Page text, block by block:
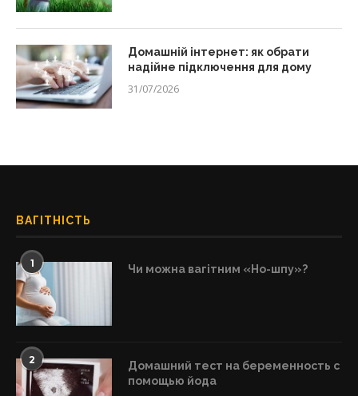
Домашній інтернет: як обрати
надійне підключення для дому
31/07/2026
ВАГІТНІСТЬ
1 Чи можна вагітним «Но-шпу»?
2
Домашний тест на беременность с
помощью йода